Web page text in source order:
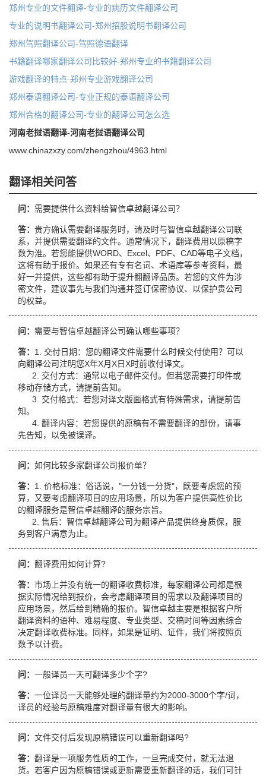
郑州专业的文件翻译-专业的病历文件翻译公司
专业的说明书翻译公司-郑州招股说明书翻译公司
郑州驾照翻译公司-驾照德语翻译
书籍翻译哪家翻译公司比较好-郑州专业的书籍翻译公司
游戏翻译的特点-郑州专业游戏翻译公司
郑州泰语翻译公司-专业正规的泰语翻译公司
郑州合格的翻译公司-专业的翻译公司怎么选
河南老挝语翻译-河南老挝语翻译公司
www.chinazxzy.com/zhengzhou/4963.html
翻译相关问答
问： 需要提供什么资料给智信卓越翻译公司？
答： 贵方确认需要翻译服务时，请及时与智信卓越翻译公司联
系，并提供需要翻译的文件。通常情况下，翻译费用以原稿字
数为淮。若您能提供WORD、Excel、PDF、CAD等电子文档，
这将有助于报价。如果还有专有名词、术语库等参考资料，最
好一并提供，这些都有助于提升翻翻译品质。若您的文件为涉
密文件，建议事先与我们沟通并签订保密协议、以保护贵公司
的权益。
问： 需要与智信卓越翻译公司确认哪些事项？
答： 1. 交付日期：您的翻译文件需要什么时候交付使用？可以
向翻译公司注明您X年X月X日X时前收付译文。
2. 交付方式：通常以电子邮件交付。但若您需要打印件或
移动存储方式，请提前告知。
3. 交付格式：若您对译文版面格式有特殊需求，请提前告
知。
4. 翻译内容：若您提供的原稿有不需要翻译的部份，请事
先告知，以免被误译。
问： 如何比较多家翻译公司报价单？
答： 1. 价格标准：俗话说，"一分钱一分货"，既要考虑您的预
算，又要考虑翻译项目的应用场景，所以为客户提供高性价比
的翻译服务是智信卓越翻译的服务宗旨。
2. 售后：智信卓越翻译公司为翻译产品提供终身质保，服
务到客户满意为止。
问： 翻译费用如何计算?
答： 市场上并没有统一的翻译收费标准，每家翻译公司都是根
据实际情况给到报价，会考虑翻译项目的需求以及翻译项目的
应用场景，然后给到精确的报价。智信卓越主要是根据客户所
翻译资料的语种、难易程度、专业类型、交稿时间等因素综合
决定翻译收费标准。同样，如果是证明、证件，我们将按照页
数予以计费。
问： 一般译员一天可翻译多少个字?
答： 一位译员一天能够处理的翻译量约为2000-3000个字/词，
译员的经验与原稿难度对翻译量有很大的影响。
问： 文件交付后发现原稿错误可以重新翻译吗?
答： 翻译是一项服务性质的工作，一旦完成交付，就无法退
货。若客户因为原稿错误或更新需要重新翻译的话，我们可针